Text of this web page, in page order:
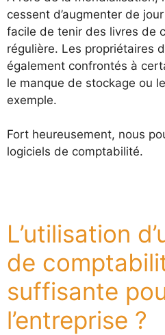
cessent d’augmenter de
facile de tenir des livres de
régulière. Les propriétaires
également confrontés à
le manque de stockage ou
exemple.
Fort heureusement, nous
logiciels de comptabilité.
L’utilisation
de
suffisante
l’entreprise ?